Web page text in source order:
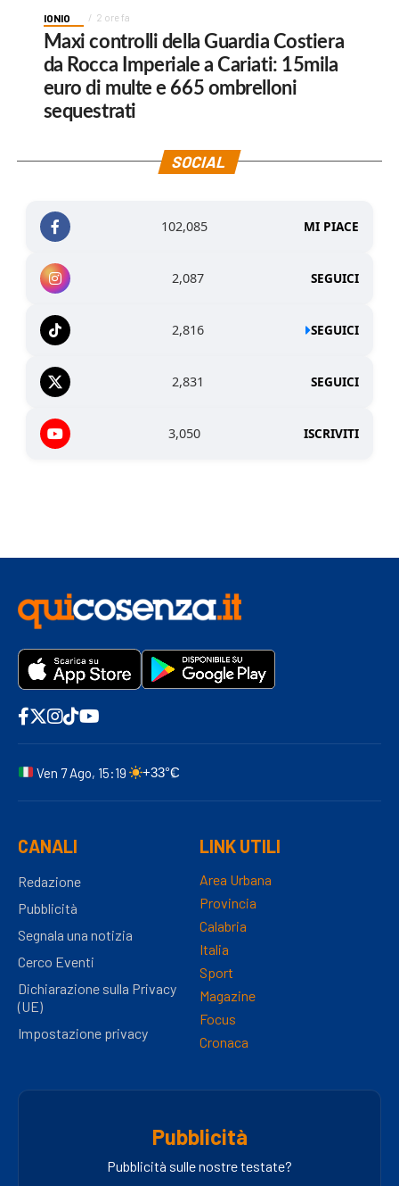
IONIO 2 ore fa
Maxi controlli della Guardia Costiera
da Rocca Imperiale a Cariati: 15mila
euro di multe e 665 ombrelloni
sequestrati
SOCIAL
102,085 MI PIACE
2,087 SEGUICI
2,816 SEGUICI
2,831 SEGUICI
3,050 ISCRIVITI
Ven 7 Ago, 15:19 +33°C
CANALI
Redazione
Pubblicità
Segnala una notizia
Cerco Eventi
Dichiarazione sulla Privacy
(UE)
Impostazione privacy
LINK UTILI
Area Urbana
Provincia
Calabria
Italia
Sport
Magazine
Focus
Cronaca
Pubblicità
Pubblicità sulle nostre testate?